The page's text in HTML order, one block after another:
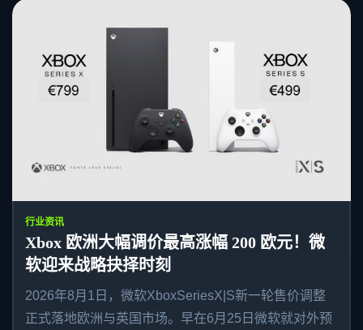
行业资讯
Xbox 欧洲大幅调价最高涨幅 200 欧元！微
软迎来战略抉择时刻
2026年8月1日，微软XboxSeriesX|S新一轮售价调整
正式落地欧洲与英国市场。早在6月25日微软就对外预